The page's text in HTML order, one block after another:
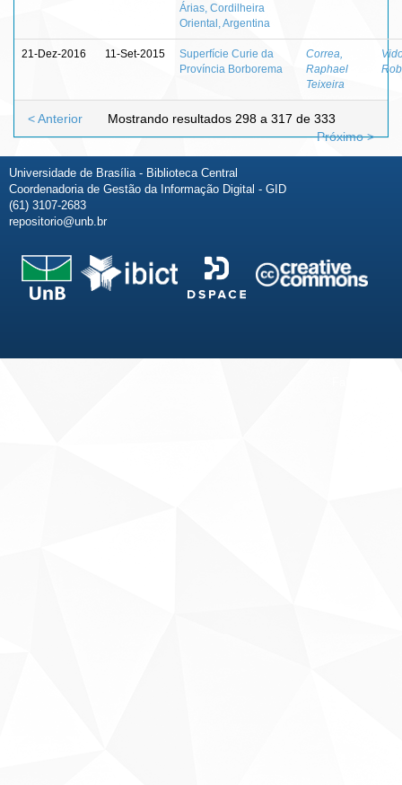
Árias, Cordilheira
Oriental, Argentina
21-Dez-2016 11-Set-2015
Superfície Curie da
Província Borborema
Correa,
Raphael
Teixeira
Mostrando resultados 298 a 317 de 333
< Anterior
Próximo >
Universidade de Brasília - Biblioteca Central
Coordenadoria de Gestão da Informação Digital - GID
(61) 3107-2683
repositorio@unb.br